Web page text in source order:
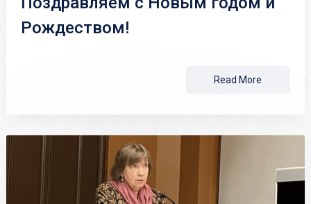
Рождеством!
Read More